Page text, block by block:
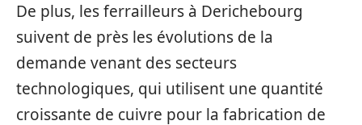
De plus, les ferrailleurs à Derichebourg
suivent de près les évolutions de la
demande venant des secteurs
technologiques, qui utilisent une quantité
croissante de cuivre pour la fabrication de